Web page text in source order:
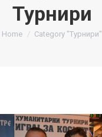
Турнири
You are here:
Home Category "Турнири"